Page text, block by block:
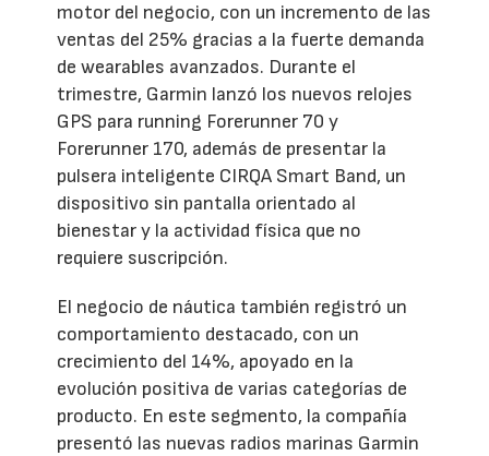
motor del negocio, con un incremento de las
ventas del 25% gracias a la fuerte demanda
de wearables avanzados. Durante el
trimestre, Garmin lanzó los nuevos relojes
GPS para running Forerunner 70 y
Forerunner 170, además de presentar la
pulsera inteligente CIRQA Smart Band, un
dispositivo sin pantalla orientado al
bienestar y la actividad física que no
requiere suscripción.
El negocio de náutica también registró un
comportamiento destacado, con un
crecimiento del 14%, apoyado en la
evolución positiva de varias categorías de
producto. En este segmento, la compañía
presentó las nuevas radios marinas Garmin